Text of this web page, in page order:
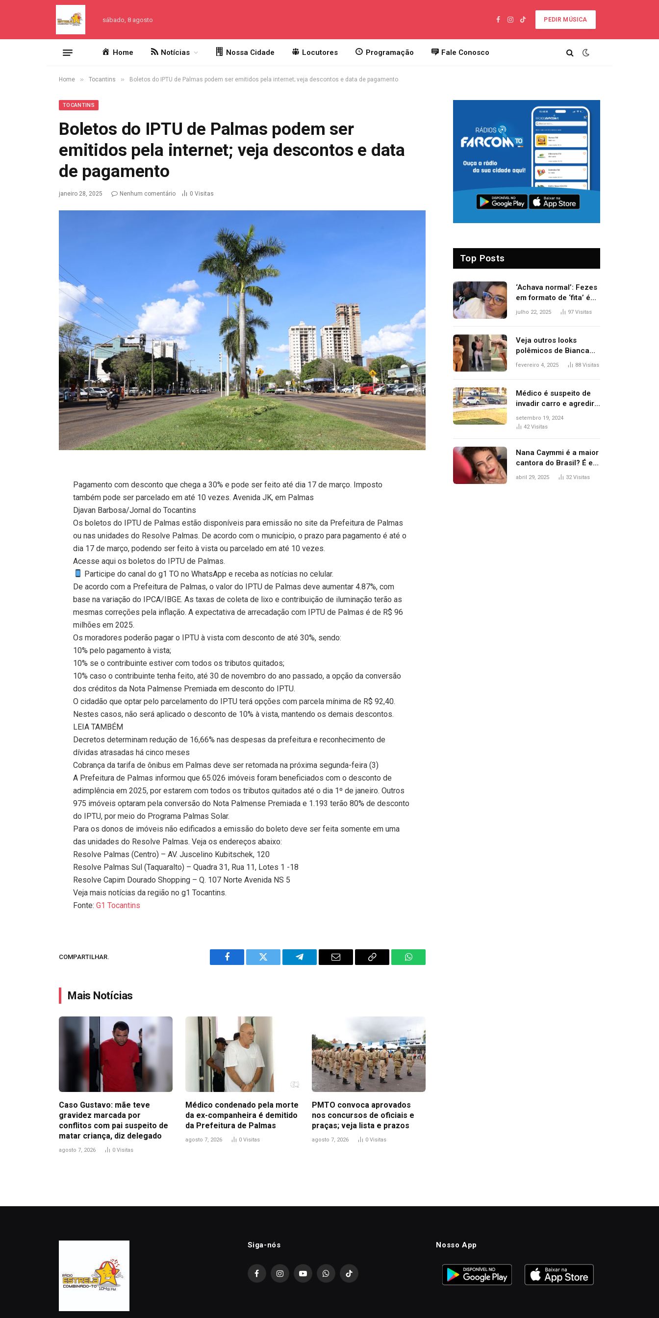
sábado, 8 agosto
Facebook
Instagram
TikTok
PEDIR MÚSICA
Home Notícias Nossa Cidade Locutores Programação Fale Conosco
Home » Tocantins » Boletos do IPTU de Palmas podem ser emitidos pela internet; veja descontos e data de pagamento
TOCANTINS
Boletos do IPTU de Palmas podem ser
emitidos pela internet; veja descontos e data
de pagamento
janeiro 28, 2025 Nenhum comentário 0 Visitas
Pagamento com desconto que chega a 30% e pode ser feito até dia 17 de março. Imposto
também pode ser parcelado em até 10 vezes. Avenida JK, em Palmas
Djavan Barbosa/Jornal do Tocantins
Os boletos do IPTU de Palmas estão disponíveis para emissão no site da Prefeitura de Palmas
ou nas unidades do Resolve Palmas. De acordo com o município, o prazo para pagamento é até o
dia 17 de março, podendo ser feito à vista ou parcelado em até 10 vezes.
Acesse aqui os boletos do IPTU de Palmas.
Participe do canal do g1 TO no WhatsApp e receba as notícias no celular.
De acordo com a Prefeitura de Palmas, o valor do IPTU de Palmas deve aumentar 4.87%, com
base na variação do IPCA/IBGE. As taxas de coleta de lixo e contribuição de iluminação terão as
mesmas correções pela inflação. A expectativa de arrecadação com IPTU de Palmas é de R$ 96
milhões em 2025.
Os moradores poderão pagar o IPTU à vista com desconto de até 30%, sendo:
10% pelo pagamento à vista;
10% se o contribuinte estiver com todos os tributos quitados;
10% caso o contribuinte tenha feito, até 30 de novembro do ano passado, a opção da conversão
dos créditos da Nota Palmense Premiada em desconto do IPTU.
O cidadão que optar pelo parcelamento do IPTU terá opções com parcela mínima de R$ 92,40.
Nestes casos, não será aplicado o desconto de 10% à vista, mantendo os demais descontos.
LEIA TAMBÉM
Decretos determinam redução de 16,66% nas despesas da prefeitura e reconhecimento de
dívidas atrasadas há cinco meses
Cobrança da tarifa de ônibus em Palmas deve ser retomada na próxima segunda-feira (3)
A Prefeitura de Palmas informou que 65.026 imóveis foram beneficiados com o desconto de
adimplência em 2025, por estarem com todos os tributos quitados até o dia 1º de janeiro. Outros
975 imóveis optaram pela conversão do Nota Palmense Premiada e 1.193 terão 80% de desconto
do IPTU, por meio do Programa Palmas Solar.
Para os donos de imóveis não edificados a emissão do boleto deve ser feita somente em uma
das unidades do Resolve Palmas. Veja os endereços abaixo:
Resolve Palmas (Centro) – AV. Juscelino Kubitschek, 120
Resolve Palmas Sul (Taquaralto) – Quadra 31, Rua 11, Lotes 1 -18
Resolve Capim Dourado Shopping – Q. 107 Norte Avenida NS 5
Veja mais notícias da região no g1 Tocantins.
Fonte:G1 Tocantins
COMPARTILHAR.
Facebook Twitter Telegram Email
Copy
WhatsApp
Mais Notícias
Caso Gustavo: mãe teve
gravidez marcada por
conflitos com pai suspeito de
matar criança, diz delegado
agosto 7, 2026 0 Visitas
Médico condenado pela morte
da ex-companheira é demitido
da Prefeitura de Palmas
agosto 7, 2026 0 Visitas
PMTO convoca aprovados
nos concursos de oficiais e
praças; veja lista e prazos
agosto 7, 2026 0 Visitas
Top Posts
‘Achava normal’: Fezes
em formato de ‘fita’ é
um dos alertas para
Gil
julho 22, 2025 97 Visitas
Veja outros looks
polêmicos de Bianca
Censori, esposa de
Grammy 2025
fevereiro 4, 2025 88 Visitas
Médico é suspeito de
invadir carro e agredir
delegado aposentado
durante confusão no
setembro 19, 2024
42Visitas
Nana Caymmi é a maior
cantora do Brasil? É e
não é…
abril 29, 2025 32Visitas
Siga-nós
FacebookInstagramYouTubeWhatsAppTikTok
Nosso App